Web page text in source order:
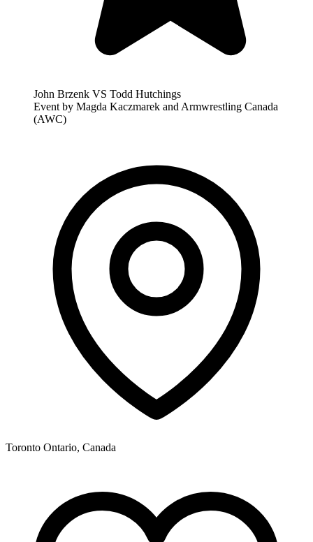
John Brzenk VS Todd Hutchings
Event by Magda Kaczmarek and Armwrestling Canada
(AWC)
Toronto Ontario, Canada